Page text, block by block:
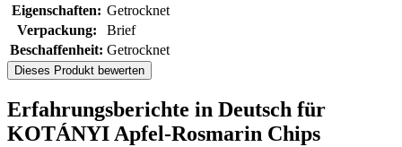
Eigenschaften: Getrocknet
Verpackung:
Brief
Beschaffenheit: Getrocknet
Dieses Produkt bewerten
Erfahrungsberichte in Deutsch für
KOTÁNYI Apfel-Rosmarin Chips